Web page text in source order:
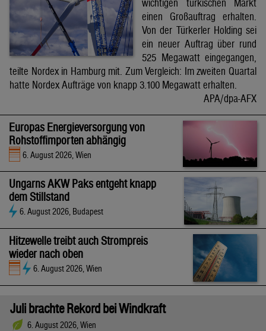
wichtigen türkischen Markt
einen Großauftrag erhalten.
Von der Türkerler Holding sei
ein neuer Auftrag über rund
525 Megawatt eingegangen,
teilte Nordex in Hamburg mit. Zum Vergleich: Im zweiten Quartal
hatte Nordex Aufträge von knapp 3.100 Megawatt erhalten.
APA/dpa-AFX
Europas Energieversorgung von
Rohstoffimporten abhängig
6. August 2026, Wien
Ungarns AKW Paks entgeht knapp
dem Stillstand
6. August 2026, Budapest
Hitzewelle treibt auch Strompreis
wieder nach oben
6. August 2026, Wien
Juli brachte Rekord bei Windkraft
6. August 2026, Wien